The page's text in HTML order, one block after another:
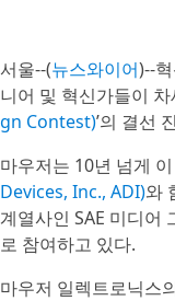
서울--(뉴스와이어)--
니어 및 혁신가들이
gn Contest)’의 결선
마우저는 10년 넘게
Devices, Inc., ADI)와
계열사인 SAE 미디어
로 참여하고 있다.
마우저 일렉트로닉스